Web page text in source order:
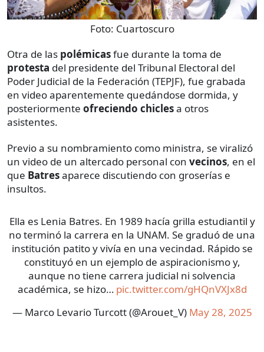
Foto: Cuartoscuro
Otra de las polémicasfue durante la toma de
protesta del presidente del Tribunal Electoral del
Poder Judicial de la Federación (TEPJF), fue grabada
en video aparentemente quedándose dormida, y
posteriormente ofreciendo chiclesa otros
asistentes.
Previo a su nombramiento como ministra, se viralizó
un video de un altercado personal con vecinos, en el
que Batresaparece discutiendo con groserías e
insultos.
Ella es Lenia Batres. En 1989 hacía grilla estudiantil y
no terminó la carrera en la UNAM. Se graduó de una
institución patito y vivía en una vecindad. Rápido se
constituyó en un ejemplo de aspiracionismo y,
aunque no tiene carrera judicial ni solvencia
académica, se hizo… pic.twitter.com/gHQnVXJx8d
— Marco Levario Turcott (@Arouet_V) May 28, 2025